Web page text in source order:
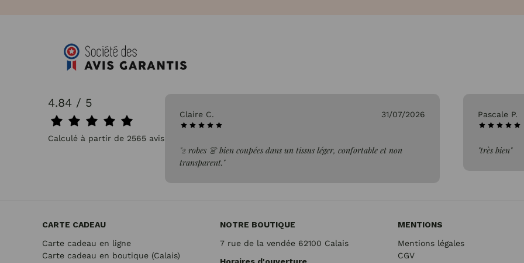
4.84 / 5
Calculé à partir de 2565 avis.
31/07/2026 Pascale P. 26/07/2026
"très bien"
Genevieve
"Parfait"
CARTE CADEAU
Carte cadeau en ligne
Carte cadeau en boutique (Calais)
NOTRE BOUTIQUE
7 rue de la vendée 62100 Calais
MENTIONS
Mentions légales
CGV